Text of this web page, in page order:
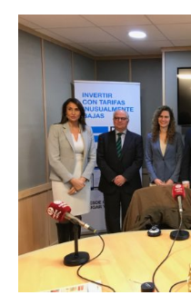
Tradicionalista,
en
RRHH